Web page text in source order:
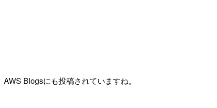
AWS Blogsにも投稿されていますね。